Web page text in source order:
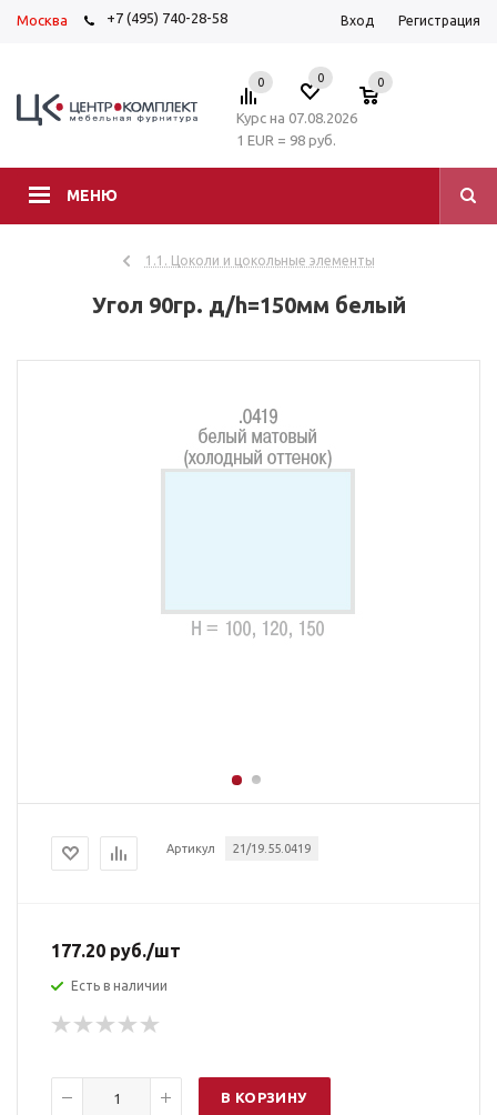
Москва +7 (495) 740-28-58 Вход Регистрация
МЕНЮ
0 0 0
Курс на 07.08.2026
1 EUR = 98 руб.
1.1. Цоколи и цокольные элементы
Угол 90гр. д/h=150мм белый
Артикул 21/19.55.0419
177.20 руб./шт
Есть в наличии
В КОРЗИНУ